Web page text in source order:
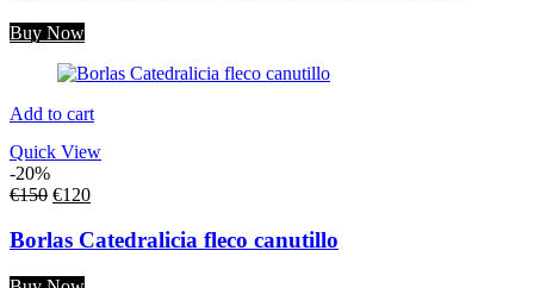
Buy Now
Add to cart
Quick View
-20%
€150 €120
Borlas Catedralicia fleco canutillo